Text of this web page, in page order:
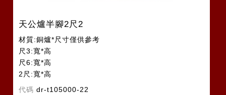
天公爐半腳2尺2
材質:銅爐*尺寸僅供參考
尺3:寬*高
尺6:寬*高
2尺:寬*高
2尺2:寬*高
代碼 dr-t105000-22